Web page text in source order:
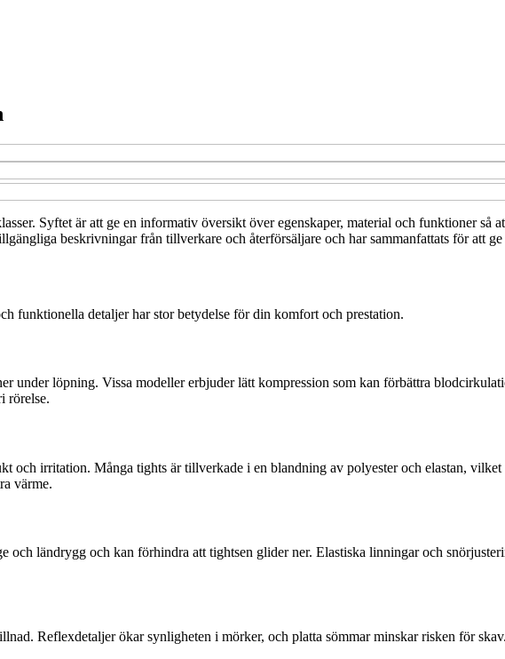
Syftet är att ge en informativ översikt över egenskaper, material och funktioner så
beskrivningar från tillverkare och återförsäljare och har sammanfattats för att
funktionella detaljer har stor betydelse för din komfort och prestation.
under löpning. Vissa modeller erbjuder lätt kompression som kan förbättra
rörelse.
och irritation. Många tights är tillverkade i en blandning av polyester och elastan,
värme.
ländrygg och kan förhindra att tightsen glider ner. Elastiska linningar och
Reflexdetaljer ökar synligheten i mörker, och platta sömmar minskar risken för